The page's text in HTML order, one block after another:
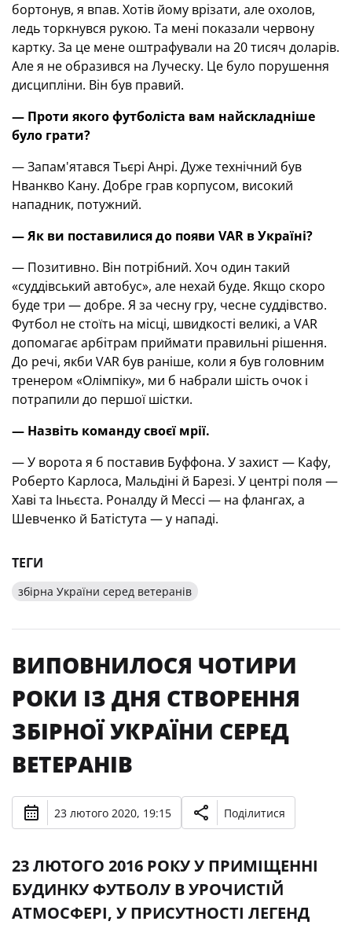
бортонув, я впав. Хотів йому врізати, але охолов,
ледь торкнувся рукою. Та мені показали червону
картку. За це мене оштрафували на 20 тисяч доларів.
Але я не образився на Луческу. Це було порушення
дисципліни. Він був правий.
— Проти якого футболіста вам найскладніше
було грати?
— Запам'ятався Тьєрі Анрі. Дуже технічний був
Нванкво Кану. Добре грав корпусом, високий
нападник, потужний.
— Як ви поставилися до появи VAR в Україні?
— Позитивно. Він потрібний. Хоч один такий
«суддівський автобус», але нехай буде. Якщо скоро
буде три — добре. Я за чесну гру, чесне суддівство.
Футбол не стоїть на місці, швидкості великі, а VAR
допомагає арбітрам приймати правильні рішення.
До речі, якби VAR був раніше, коли я був головним
тренером «Олімпіку», ми б набрали шість очок і
потрапили до першої шістки.
— Назвіть команду своєї мрії.
— У ворота я б поставив Буффона. У захист — Кафу,
Роберто Карлоса, Мальдіні й Барезі. У центрі поля —
Хаві та Іньєста. Роналду й Мессі — на флангах, а
Шевченко й Батістута — у нападі.
ТЕГИ
збірна України серед ветеранів
ВИПОВНИЛОСЯ ЧОТИРИ
РОКИ ІЗ ДНЯ СТВОРЕННЯ
ЗБІРНОЇ УКРАЇНИ СЕРЕД
ВЕТЕРАНІВ
23 лютого 2020, 19:15 Поділитися
23 ЛЮТОГО 2016 РОКУ У ПРИМІЩЕННІ
БУДИНКУ ФУТБОЛУ В УРОЧИСТІЙ
АТМОСФЕРІ, У ПРИСУТНОСТІ ЛЕГЕНД